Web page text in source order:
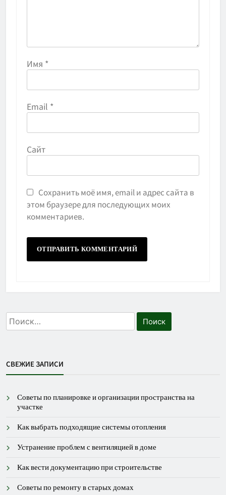
Имя *
Email *
Сайт
Сохранить моё имя, email и адрес сайта в
этом браузере для последующих моих
комментариев.
Найти:
СВЕЖИЕ ЗАПИСИ
Советы по планировке и организации пространства на
участке
Как выбрать подходящие системы отопления
Устранение проблем с вентиляцией в доме
Как вести документацию при строительстве
Советы по ремонту в старых домах